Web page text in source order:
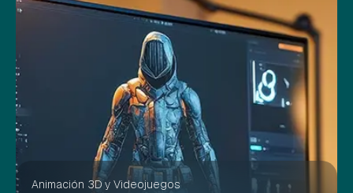
Animación 3D y Videojuegos